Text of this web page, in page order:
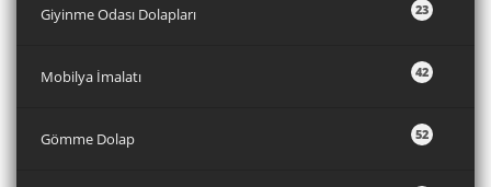
23
Giyinme Odası Dolapları
42
Mobilya İmalatı
52
Gömme Dolap